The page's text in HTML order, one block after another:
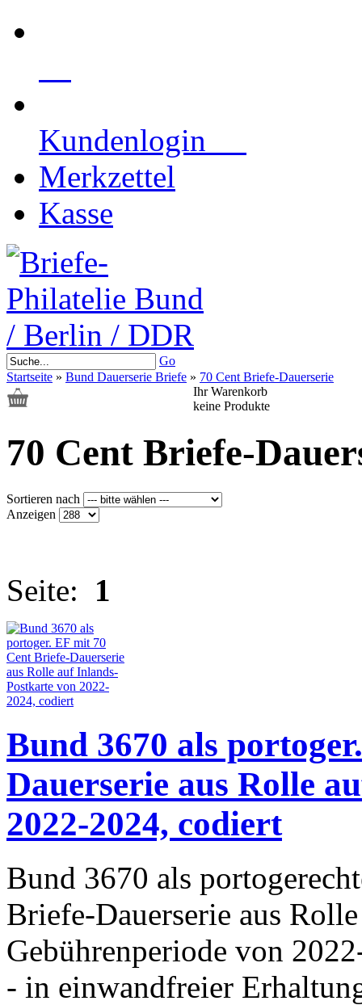
Kundenlogin
Merkzettel
Kasse
Go
Startseite » Bund Dauerserie Briefe » 70 Cent Briefe-Dauerserie
Ihr Warenkorb
keine Produkte
70 Cent Briefe-
Sortieren nach
Anzeigen
Seite: 1
Bund 3670 als
Dauerserie aus Rolle
2022-2024, codiert
Bund 3670 als
Briefe-Dauerserie aus
Gebührenperiode von
- in einwandfreier